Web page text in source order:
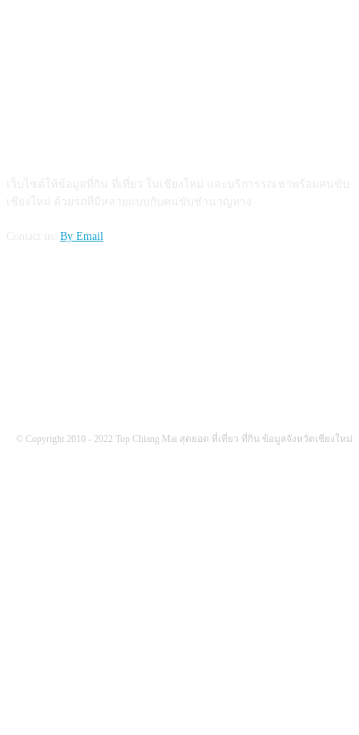
By Email
© Copyright 2010 - 2022 Top Chiang Mai สุดยอด ที่เที่ยว ที่กิน ข้อมูลจังหวัดเชียงใหม่